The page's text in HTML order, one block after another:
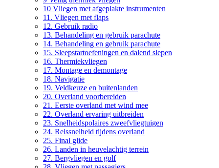
10 Vliegen met afgeplakte instrumenten
11. Vliegen met flaps
12. Gebruik radio
13. Behandeling en gebruik parachute
14. Behandeling en gebruik parachute
15. Sleepstartoefeningen en dalend slepen
16. Thermiekvliegen
17. Montage en demontage
18. Navigatie
19. Veldkeuze en buitenlanden
20. Overland voorbereiden
21. Eerste overland met wind mee
22. Overland ervaring uitbreiden
23. Snelheidspolaires zweefvliegtuigen
24. Reissnelheid tijdens overland
25. Final glide
26. Landen in heuvelachtig terrein
27. Bergvliegen en golf